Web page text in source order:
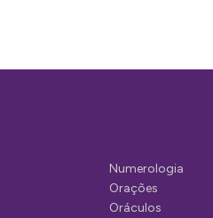
Numerologia
Orações
Oráculos